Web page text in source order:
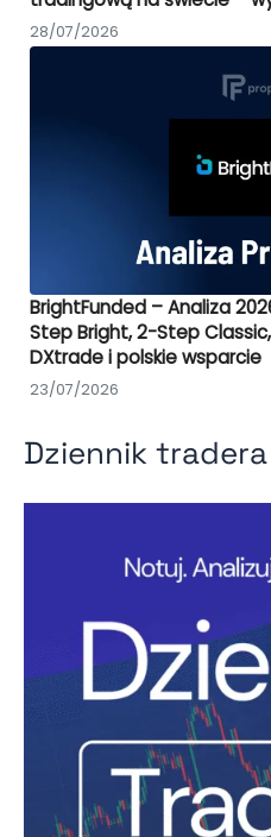
28/07/2026
BrightFunded – Analiza
Step Bright, 2-Step
DXtrade i polskie wsparcie
23/07/2026
Dziennik tradera